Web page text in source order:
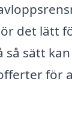
det lätt
så sätt
för